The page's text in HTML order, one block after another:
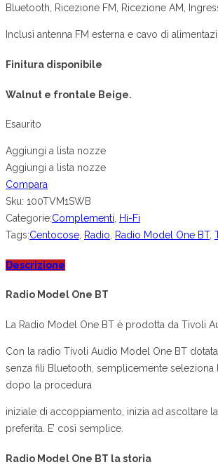
originale
€199.00.
attuale
€179.00.
Bluetooth, Ricezione FM, Ricezione AM,
Inclusi antenna FM esterna e cavo di
Finitura disponibile
Walnut e frontale Beige.
Esaurito
Aggiungi a lista nozze
Aggiungi a lista nozze
Compara
Sku: 100TVM1SWB
Categorie:Complementi, Hi-Fi
Tags:Centocose, Radio, Radio Model One BT,
Descrizione
Radio Model One BT
La Radio Model One BT è prodotta da Tivoli
Con la radio Tivoli Audio Model One BT
senza fili Bluetooth, semplicemente seleziona
dopo la procedura
iniziale di accoppiamento, inizia ad ascoltare
preferita. E’ così semplice.
Radio Model One BT la storia